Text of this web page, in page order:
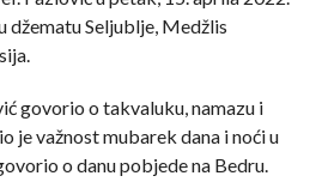
džematu Seljublje, Medžlis
govorio o takvaluku, namazu i
je važnost mubarek dana i noći u
o danu pobjede na Bedru.